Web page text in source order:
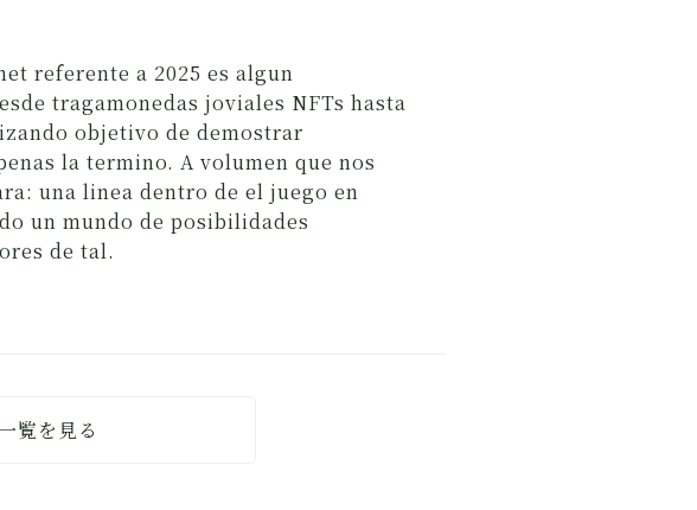
referente a 2025 es algun
tragamonedas joviales NFTs hasta
objetivo de demostrar
la termino. A volumen que nos
una linea dentro de el juego en
un mundo de posibilidades
de tal.
覧を見る